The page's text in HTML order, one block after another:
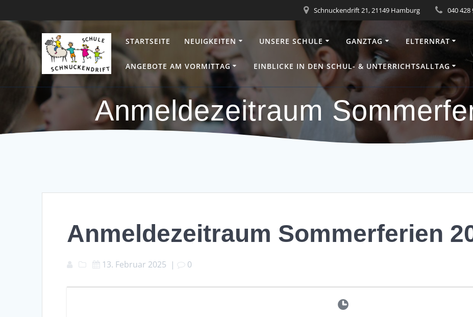
Inhalt
springen
Schnuckendrift 21, 21149 Hamburg 040 428
STARTSEITE NEUIGKEITEN UNSERE SCHULE GANZTAG ELTERNRAT
ANGEBOTE AM VORMITTAG EINBLICKE IN DEN SCHUL- & UNTERRICHTSALLTAG
Anmeldezeitraum
Anmeldezeitraum Sommerferien
13. Februar 2025 | 0